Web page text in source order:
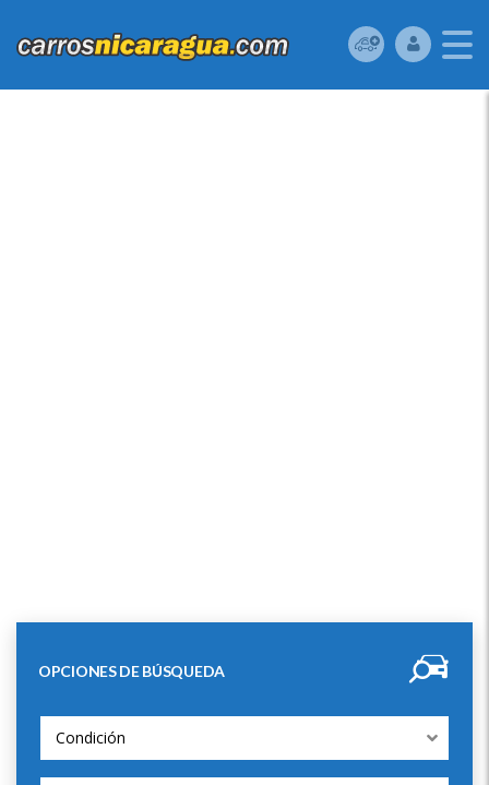
OPCIONES DE BÚSQUEDA
Condición